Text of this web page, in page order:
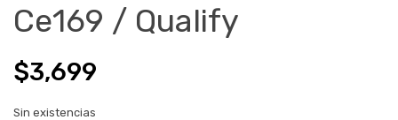
Ce169 / Qualify
$3,699
Sin existencias